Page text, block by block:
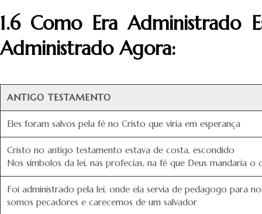
1.6 Como Era Administrado
Administrado Agora:
ANTIGO TESTAMENTO
Eles foram salvos pela fé no Cristo que viria em esperança
Cristo no antigo testamento estava de costa, escondido
Nos símbolos da lei, nas profecias, na fé que Deus mandaria
Foi administrado pela lei, onde ela servia de pedagogo para
somos pecadores e carecemos de um salvador